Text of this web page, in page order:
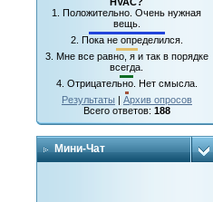
1.Положительно. Очень нужная
вещь.
2. Пока не определился.
3. Мне все равно, я и так в порядке
всегда.
4. Отрицательно. Нет смысла.
Результаты | Архив опросов
Всего ответов: 188
Мини-Чат